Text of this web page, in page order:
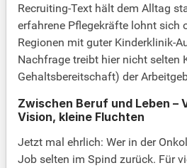
Recruiting-Text hält dem Alltag
erfahrene Pflegekräfte lohnt sich
Regionen mit guter Kinderklinik-
Nachfrage treibt hier nicht selten
Gehaltsbereitschaft) der
Zwischen Beruf und Leben –
Vision, kleine Fluchten
Jetzt mal ehrlich: Wer in der
Job selten im Spind zurück. Für